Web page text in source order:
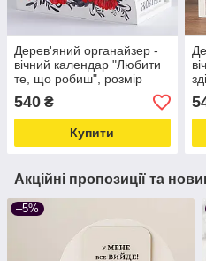
Дерев'яний органайзер -
вічний календар "Любити
те, що робиш", розмір
14х12х9,5 см
540 ₴
Купити
см
Акційні пропозиції та
–5%